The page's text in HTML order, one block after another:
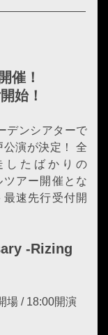
催！
始！
デンシアターで
演が決定！ 全
したばかりの
ツアー開催とな
速先行受付開
-Rizing
場 / 18:00開演